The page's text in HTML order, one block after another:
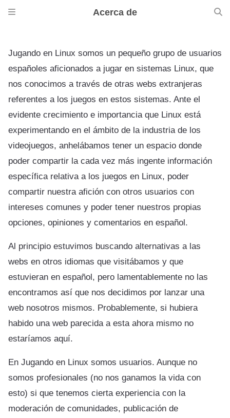
Acerca de
Jugando en Linux somos un pequeño grupo de usuarios
españoles aficionados a jugar en sistemas Linux, que
nos conocimos a través de otras webs extranjeras
referentes a los juegos en estos sistemas. Ante el
evidente crecimiento e importancia que Linux está
experimentando en el ámbito de la industria de los
videojuegos, anhelábamos tener un espacio donde
poder compartir la cada vez más ingente información
específica relativa a los juegos en Linux, poder
compartir nuestra afición con otros usuarios con
intereses comunes y poder tener nuestros propias
opciones, opiniones y comentarios en español.
Al principio estuvimos buscando alternativas a las
webs en otros idiomas que visitábamos y que
estuvieran en español, pero lamentablemente no las
encontramos así que nos decidimos por lanzar una
web nosotros mismos. Probablemente, si hubiera
habido una web parecida a esta ahora mismo no
estaríamos aquí.
En Jugando en Linux somos usuarios. Aunque no
somos profesionales (no nos ganamos la vida con
esto) si que tenemos cierta experiencia con la
moderación de comunidades, publicación de